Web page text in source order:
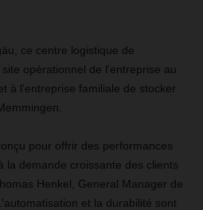
ce centre logistique de
opérationnel de l'entreprise au
à l'entreprise familiale de stocker
pour offrir des performances
la demande croissante des clients
Henkel, General Manager de
et la durabilité sont